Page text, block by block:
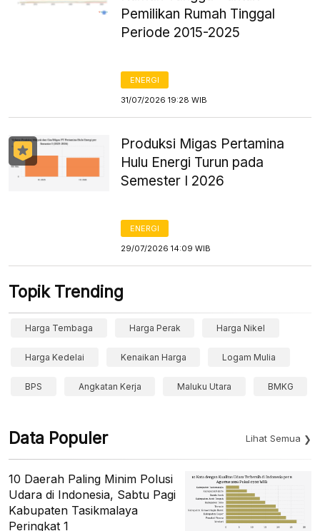
Pemilikan Rumah Tinggal
Periode 2015-2025
ENERGI
31/07/2026 19:28 WIB
Produksi Migas Pertamina
Hulu Energi Turun pada
Semester I 2026
ENERGI
29/07/2026 14:09 WIB
Topik Trending
Harga Tembaga Harga Perak Harga Nikel
Harga Kedelai Kenaikan Harga Logam Mulia
BPS Angkatan Kerja Maluku Utara BMKG
Data Populer Lihat Semua
10 Daerah Paling Minim Polusi
Udara di Indonesia, Sabtu Pagi
Kabupaten Tasikmalaya
Peringkat 1